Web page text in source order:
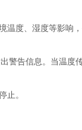
温度、湿度等影响
警告信息。当温度
止。